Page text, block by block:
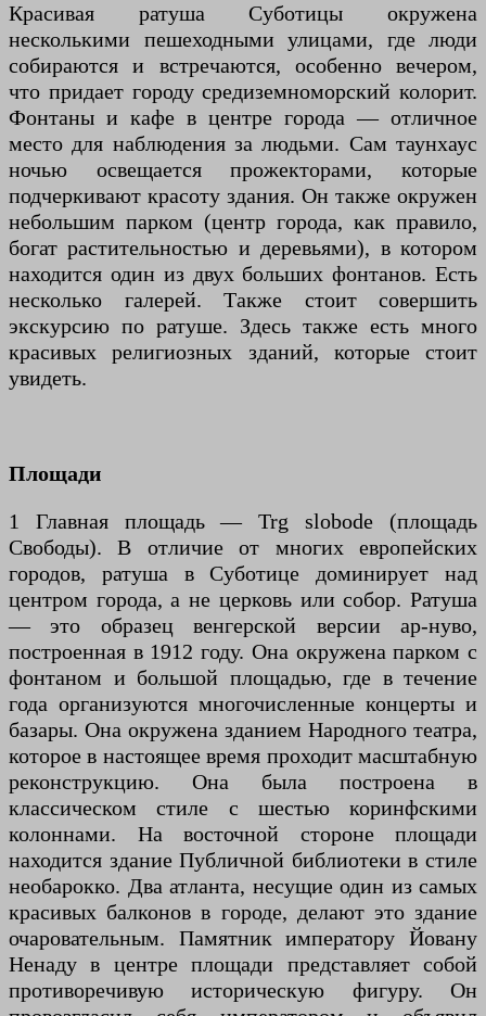
Красивая ратуша Суботицы окружена
несколькими пешеходными улицами, где люди
собираются и встречаются, особенно вечером,
что придает городу средиземноморский колорит.
Фонтаны и кафе в центре города — отличное
место для наблюдения за людьми. Сам таунхаус
ночью освещается прожекторами, которые
подчеркивают красоту здания. Он также окружен
небольшим парком (центр города, как правило,
богат растительностью и деревьями), в котором
находится один из двух больших фонтанов. Есть
несколько галерей. Также стоит совершить
экскурсию по ратуше. Здесь также есть много
красивых религиозных зданий, которые стоит
увидеть.
Площади
1 Главная площадь — Trg slobode (площадь
Свободы). В отличие от многих европейских
городов, ратуша в Суботице доминирует над
центром города, а не церковь или собор. Ратуша
— это образец венгерской версии ар-нуво,
построенная в 1912 году. Она окружена парком с
фонтаном и большой площадью, где в течение
года организуются многочисленные концерты и
базары. Она окружена зданием Народного театра,
которое в настоящее время проходит масштабную
реконструкцию. Она была построена в
классическом стиле с шестью коринфскими
колоннами. На восточной стороне площади
находится здание Публичной библиотеки в стиле
необарокко. Два атланта, несущие один из самых
красивых балконов в городе, делают это здание
очаровательным. Памятник императору Йовану
Ненаду в центре площади представляет собой
противоречивую историческую фигуру. Он